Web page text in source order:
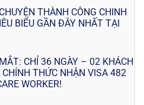
THÀNH CÔNG CHINH
BIỂU GẦN ĐÂY NHẤT TẠI
CHỈ 36 NGÀY – 02 KHÁCH
CHÍNH THỨC NHẬN VISA 482
WORKER!